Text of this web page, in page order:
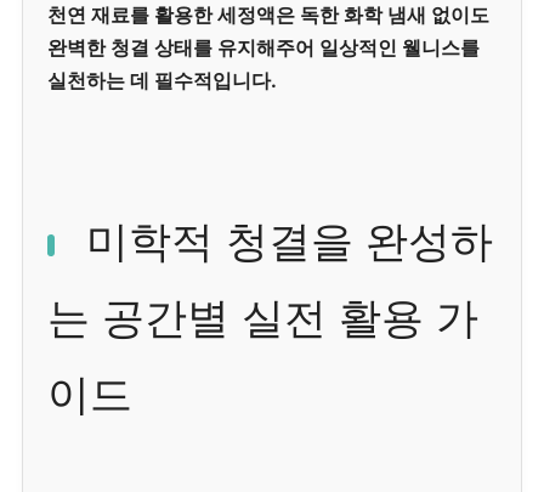
천연 재료를 활용한 세정액은 독한 화학 냄새 없이도
완벽한 청결 상태를 유지해주어 일상적인 웰니스를
실천하는 데 필수적입니다.
미학적 청결을 완성하
는 공간별 실전 활용 가
이드